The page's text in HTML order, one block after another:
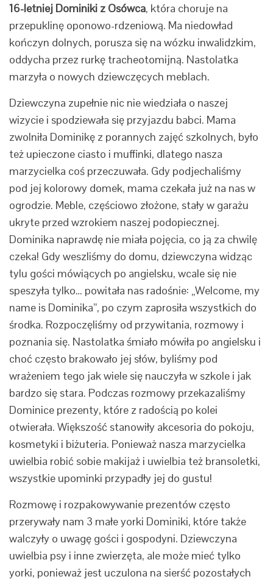
16-letniej Dominiki z Osówca, która choruje na
przepuklinę oponowo-rdzeniową. Ma niedowład
kończyn dolnych, porusza się na wózku inwalidzkim,
oddycha przez rurkę tracheotomijną. Nastolatka
marzyła o nowych dziewczęcych meblach.
Dziewczyna zupełnie nic nie wiedziała o naszej
wizycie i spodziewała się przyjazdu babci. Mama
zwolniła Dominikę z porannych zajęć szkolnych, było
też upieczone ciasto i muffinki, dlatego nasza
marzycielka coś przeczuwała. Gdy podjechaliśmy
pod jej kolorowy domek, mama czekała już na nas w
ogrodzie. Meble, częściowo złożone, stały w garażu
ukryte przed wzrokiem naszej podopiecznej.
Dominika naprawdę nie miała pojęcia, co ją za chwilę
czeka! Gdy weszliśmy do domu, dziewczyna widząc
tylu gości mówiących po angielsku, wcale się nie
speszyła tylko… powitała nas radośnie: „Welcome, my
name is Dominika”, po czym zaprosiła wszystkich do
środka. Rozpoczęliśmy od przywitania, rozmowy i
poznania się. Nastolatka śmiało mówiła po angielsku i
choć często brakowało jej słów, byliśmy pod
wrażeniem tego jak wiele się nauczyła w szkole i jak
bardzo się stara. Podczas rozmowy przekazaliśmy
Dominice prezenty, które z radością po kolei
otwierała. Większość stanowiły akcesoria do pokoju,
kosmetyki i biżuteria. Ponieważ nasza marzycielka
uwielbia robić sobie makijaż i uwielbia też bransoletki,
wszystkie upominki przypadły jej do gustu!
Rozmowę i rozpakowywanie prezentów często
przerywały nam 3 małe yorki Dominiki, które także
walczyły o uwagę gości i gospodyni. Dziewczyna
uwielbia psy i inne zwierzęta, ale może mieć tylko
yorki, ponieważ jest uczulona na sierść pozostałych